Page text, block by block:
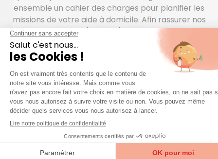
ensemble un cahier des charges pour planifier les
missions de votre aide à domicile. Afin rassurer nos
bénéficiaires ? 24h/24 et 7j/7, Azaé s’est doté d’un
dispositif de téléassistance de dernière génération.
Et il convient de rappeler que le CESU est un moyen
de règlement qui permet au bénéficiaire d’alléger le
coût des prestations d’aide à domicile.
QUESTIONS FRÉQUENTES
question sur nos services ?